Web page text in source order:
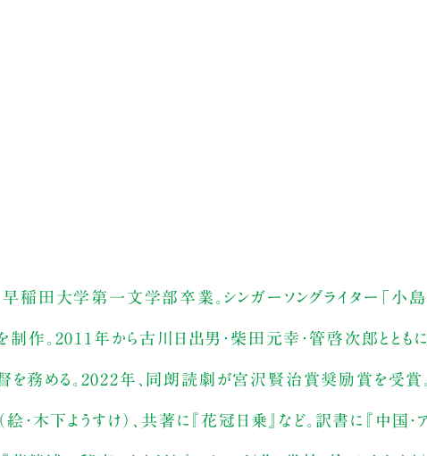
稲田大学第一文学部卒業。シンガーソングライター「小島
制作。2011年から古川日出男・柴田元幸・管啓次郎とと
を務める。2022年、同朗読劇が宮沢賢治賞奨励賞を受賞。
絵・木下ようすけ）、共著に『花冠日乗』など。訳書に『中国